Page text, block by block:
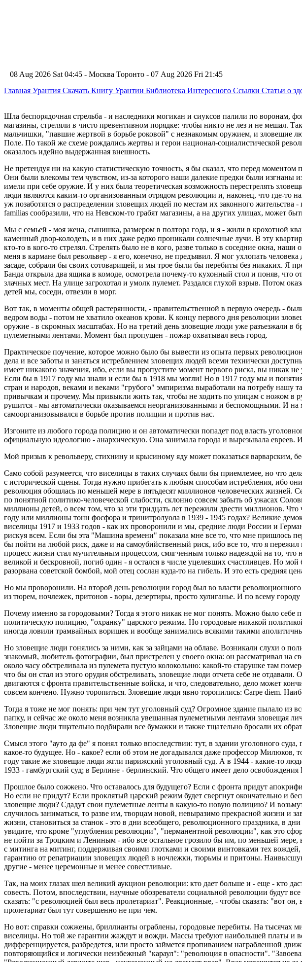
08 Aug 2026 Sat 04:45 - Москва Торонто - 07 Aug 2026 Fri 21:45
Главная Урантия Скачать Книгу Урантии Библиотека Интересного Ссылки Статьи о
Шла беспорядочная стрельба - и наследники могикан и сиуксов палили по
магазины, стреляли в чисто превентивном порядке: чтобы никто не лез и не мешал.
мальчишки, "павшие жертвой в борьбе роковой" с незнакомым оружием, и зловещие
Поле. По такой же схеме рождались жертвы и герои национал-социалистической
оказалось идейно выдержанная внешность.
Не претендуя ни на какую статистическую точность, я бы сказал, что перед моментом
Они были влекомы тем чувством, из-за которого наши далекие предки были изгнаны
имели при себе оружие. И у них была теоретическая возможность перестрелять
люди являются каким-то организованным отрядом революции и, наконец, что где-то
уж позаботятся о распределении зловещих людей по местам их законного жительства
familias сообразили, что на Невском-то грабят магазины, а на других улицах, может
Мы с семьей - моя жена, сынишка, размером в полтора года, и я - жили в крохотной
каменный двор-колодезь, и в них даже редко проникали солнечные лучи. В эту
кто-то в кого-то стрелял. Стрелять было не в кого, разве только в соседние окна,
меня в кармане был револьвер - я его, конечно, не предъявил. Я мог ухлопать
засаде, собрали бы своих сотоварищей, и мы трое были бы перебиты без никаких. Я
Банда открыла два ящика в комоде, осмотрела почему-то кухонный стол и поняв, что
злачных мест. На улице загрохотал и умолк пулемет. Раздался глухой взрыв. Потом
детей мы, соседи, отвезли в морг.
Вот так, в моменты общей растерянности, - правительственной в первую очередь -
ведром воды - потом не хватило океанов крови. К концу первого дня революции
оружие - в скромных масштабах. Но на третий день зловещие люди уже разъезжали
пулеметными лентами. Момент был пропущен - пожар охватывал весь город.
Практическое поучение, которое можно было бы вывести из опыта первых
дела и все заботы и заняться истреблением зловещих людей всеми технически
имеет никакого значения, ибо, если вы пропустите момент первого риска, вы никак
Если бы в 1917 году мы знали и если бы в 1918 мы могли! Но в 1917 году мы и
стран и народов, веками и веками "грубого" эмпиризма выработали на потребу
привычкам и прочему. Мы привыкли жить так, чтобы не ходить по улицам с ножом в
рушится - мы автоматически оказываемся неорганизованными и беспомощными. И на
самоорганизовывался в борьбе против полиции и против нас.
Изгоните из любого города полицию и он автоматически попадет под власть
официальную идеологию - анархическую. Она занимала города и вырезывала
Мой призыв к револьверу, стихнину и крысиному яду может показаться варварским,
Само собой разумеется, что виселицы в таких случаях были бы приемлемее, но что
с исторической сцены. Тогда нужно прибегать к любым способам истребления, ибо
революция обошлась по меньшей мере в пятьдесят миллионов человеческих жизней.
по понятной политико-человеческой слабости, склонно совсем забыть об ужасах
миллионы детей, о всем том, что за эти тридцать лет пережили двести миллионов.
году или миллионы тонн фосфора и тринитролуола в 1939 - 1945 годах? Великие
виселицы 1917 и 1933 годов - как их проворонили и мы, средние люди России и
рискуя всем. Если бы эта "Машина времени" показала мне все то, что мне пришлось
бы пойти на любой риск, даже и на самоубийственный риск, ибо все то, что я
процесс жизни стал мучительным процессом, смягченным только надеждой на то,
великой и бескровной, погиб один - я остался в числе уцелевших счастливцев. Но
разорвана советской бомбой, мой отец сослан куда-то на гибель. И это есть средняя
Но мы проворонили. На второй день революции город был во власти
из тюрем, ночлежек, притонов - воры, дезертиры, просто хулиганье. И по всему
Почему именно за городовыми? Тогда я этого никак не мог понять. Можно было себе
политическую полицию, "охранку" царского режима. Но городовые никакой
иногда ловили трамвайных воришек и вообще занимались всякими такими
Но зловещие люди гонялись за ними, как за зайцами на облаве. Возникали слухи о
знакомый, любитель фотографии, был пристрелен у своего окна: он рассматривал
около часу обстреливала из пулемета пустую колокольню: какой-то старушке там
что бы он стал из этого орудия обстреливать, зловещие люди отчета себе не
двигаются с фронта правительственные войска, и что, следовательно, дело может
совсем кончено. Нужно торопиться. Зловещие люди явно торопились: Carpe diem.
Тогда я тоже не мог понять: при чем тут уголовный суд? Огромное здание пылало из
папку, и сейчас же около меня возникла увешанная пулеметными лентами зловещая
Зловещие люди тщательно подбирали все бумажки и также тщательно бросали их
Смысл этого "ауто да фе" я понял только впоследствии: тут, в здании уголовного
какое-то будущее. Но - какое? если об этом не догадывался даже профессор
году такие же зловещие люди жгли парижский уголовный суд. А в 1944 - какие-то
1933 - гамбургский суд; в Берлине - берлинский. Что общего имеет дело
Прошлое было сожжено. Что оставалось для будущего? Если с фронта придут
Но если не придут? Если проклятый царский режим будет свергнут окончательно и
зловещие люди? Сдадут свои пулеметные ленты в какую-то новую полицию? И
случилось заниматься, то разве им, творцам новой, невыразимо прекрасной жизни и
жизни, становиться за станок - это в дни всеобщего, революционного праздника, в
увидите, что кроме "углубления революции", "перманентной революции", как это
не пойти за Троцким и Лениным - ибо все остальное грозило бы им, по меньшей
с митинга на митинг, поддерживая своими глотками и своими винтовками тех
гарантию от репатриации зловещих людей в ночлежки, тюрьмы и притоны.
другие - менее церемонные и менее совестливые.
Так, на моих глазах шел великий аукцион революции: кто дает больше и - еще - кто
совесть. Потом, впоследствии, научные обозреватели социальной революции будут
сказать: "с революцией был весь пролетариат". Реакционные, - чтобы сказать: "вот
пролетариат был тут совершенно не при чем.
Но вот: справки сожжены, бриллианты ограблены, городовые перебиты. На
виселицы. Но той же гарантии жаждут и вожди. Массы требуют наибольшей платы и
дифференцируется, разбредется, или просто займется пропиванием награбленной
повторяющийся и логически неизбежный "караул": "революция в опасности".